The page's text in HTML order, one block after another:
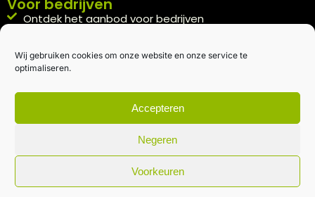
Wij gebruiken cookies om onze website en onze service te
optimaliseren.
Accepteren
Negeren
Voorkeuren
Voor bedrijven
Ontdek het aanbod voor bedrijven
Kennismakingspakket aanvragen
Blijft op de hoogte
Rechtstreeks van het veld naar je inbox.
Inschrijven nieuwsbrief
Algemene voorwaarden|Privacybeleid| gemaakt met door